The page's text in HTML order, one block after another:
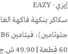
إيزي- EAZY
سكاكر بنكهة فاكهة
جلوتامين)، فيتامين B6 وغيرها. مناسبة للخضريين.
60 قطعة | 49.90 ش.ج